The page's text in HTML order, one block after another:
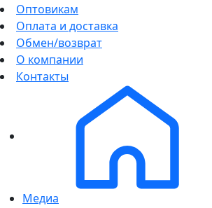
Оптовикам
Оплата и доставка
Обмен/возврат
О компании
Контакты
Медиа